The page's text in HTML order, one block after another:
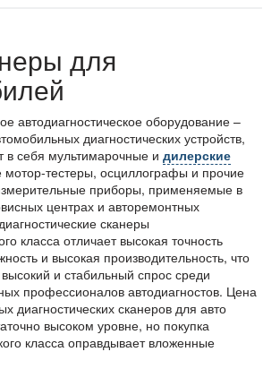
для
автодиагностическое оборудование –
диагностических устройств,
в себя мультимарочные и дилерские
мотор-тестеры, осциллографы и прочие
приборы, применяемые в
центрах и авторемонтных
сканеры
класса отличает высокая точность
и высокая производительность, что
и стабильный спрос среди
профессионалов автодиагностов. Цена
диагностических сканеров для авто
высоком уровне, но покупка
класса оправдывает вложенные